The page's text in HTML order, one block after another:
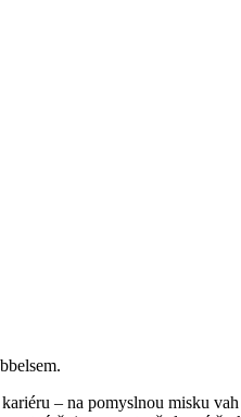
– na pomyslnou misku